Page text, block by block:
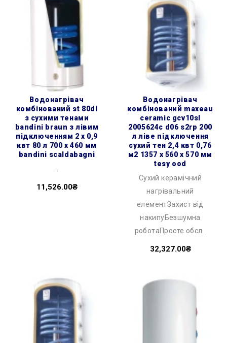
водонагрівач
комбінований st 80dl
з сухими тенами
bandini braun з лівим
підключенням 2 х 0,9
квт 80 л 700 x 460 мм
bandini scaldabagni
..
11,526.00₴
водонагрівач
комбінований maxeau
ceramic gcv10sl
2005624c d06 s2rp 200
л ліве підключення
сухий тен 2,4 квт 0,76
м2 1357 x 560 x 570 мм
tesy ood
Сухий керамічний
нагрівальний
елементЗахист від
накипуБезшумна
роботаПросте обсл..
32,327.00₴